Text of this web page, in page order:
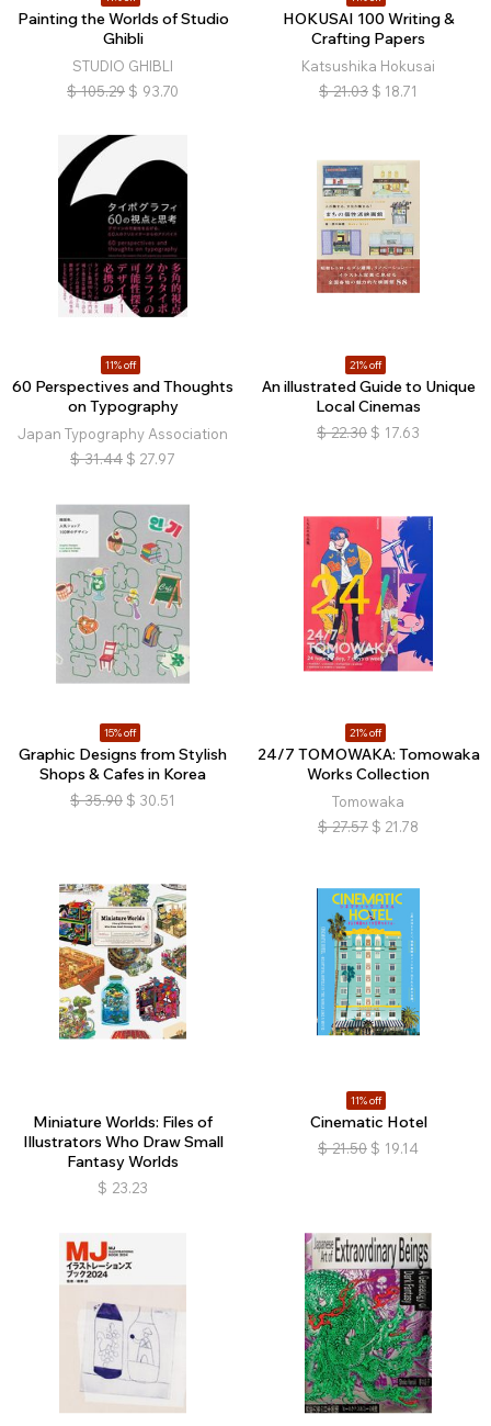
Painting the Worlds of Studio
Ghibli
STUDIO GHIBLI
$ 105.29 $ 93.70
HOKUSAI 100 Writing &
Crafting Papers
Katsushika Hokusai
$ 21.03 $ 18.71
11% off
60 Perspectives and Thoughts
on Typography
Japan Typography Association
$ 31.44 $ 27.97
21% off
An illustrated Guide to Unique
Local Cinemas
$ 22.30 $ 17.63
15% off
Graphic Designs from Stylish
Shops & Cafes in Korea
$ 35.90 $ 30.51
21% off
24/7 TOMOWAKA: Tomowaka
Works Collection
Tomowaka
$ 27.57 $ 21.78
Miniature Worlds: Files of
Illustrators Who Draw Small
Fantasy Worlds
$ 23.23
11% off
Cinematic Hotel
$ 21.50 $ 19.14